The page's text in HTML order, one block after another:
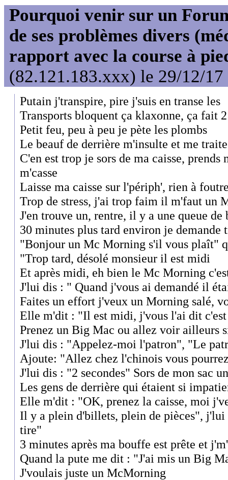
Pourquoi venir sur un
de ses problèmes divers
rapport avec la course à
(82.121.183.xxx) le 29/12/17
Putain j'transpire, pire j'suis en transe les
Transports bloquent ça klaxonne, ça fait
Petit feu, peu à peu je pète les plombs
Le beauf de derrière m'insulte et me
C'en est trop je sors de ma caisse, prends
m'casse
Laisse ma caisse sur l'périph', rien à
Trop de stress, j'ai trop faim il m'faut un
J'en trouve un, rentre, il y a une queue
30 minutes plus tard environ je demande
"Bonjour un Mc Morning s'il vous plaît"
"Trop tard, désolé monsieur il est midi
Et après midi, eh bien le Mc Morning
J'lui dis : " Quand j'vous ai demandé il
Faites un effort j'veux un Morning salé,
Elle m'dit : "Il est midi, j'vous l'ai dit
Prenez un Big Mac ou allez voir ailleurs
J'lui dis : "Appelez-moi l'patron", "Le
Ajoute: "Allez chez l'chinois vous
J'lui dis : "2 secondes" Sors de mon sac
Les gens de derrière qui étaient si
Elle m'dit : "OK, prenez la caisse, moi
Il y a plein d'billets, plein de pièces",
tire"
3 minutes après ma bouffe est prête et
Quand la pute me dit : "J'ai mis un Big
J'voulais juste un McMorning